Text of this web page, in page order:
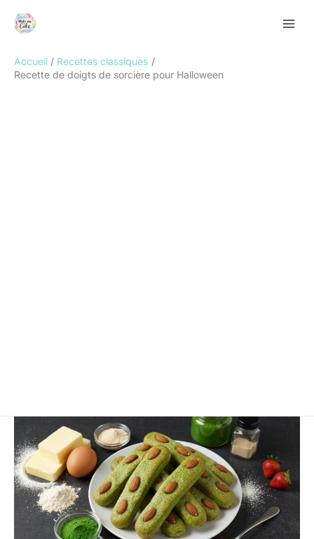
Accueil
Recettes classiques
Recette de doigts de sorcière pour Halloween